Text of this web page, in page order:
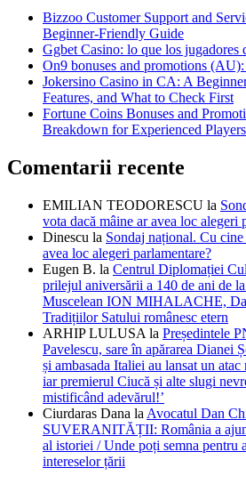
Bizzoo Customer Support and
Beginner-Friendly Guide
Ggbet Casino: lo que los jugadores
On9 bonuses and promotions
Jokersino Casino in CA: A
Features, and What to Check First
Fortune Coins Bonuses and
Breakdown for Experienced Players
Comentarii recente
EMILIAN TEODORESCU la
vota dacă mâine ar avea loc alegeri
Dinescu la Sondaj național. Cu
avea loc alegeri parlamentare?
Eugen B. la Centrul Diplomației
prilejul aniversării a 140 de ani de
Muscelean ION MIHALACHE,
Tradițiilor Satului românesc etern
ARHIP LULUSA la Președintele
Pavelescu, sare în apărarea Dianei
și ambasada Italiei au lansat un
iar premierul Ciucă și alte slugi
mistificând adevărul!’
Ciurdaras Dana la Avocatul Dan
SUVERANITĂȚII: România a
al istoriei / Unde poți semna pentru
intereselor țării